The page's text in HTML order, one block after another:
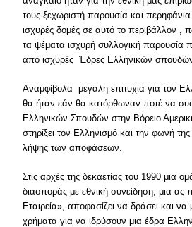
τους ξεχωριστή παρουσία και περηφάνια
ισχυρές δομές σε αυτό το περιβάλλον ,
τα ψέματα ισχυρή συλλογική παρουσία
από ισχυρές Έδρες Ελληνικών
Αναμφίβολα μεγάλη επιτυχία για τον
θα ήταν εάν θα κατόρθωναν ποτέ να
Ελληνικών Σπουδών στην Βόρειο
στηρίξει τον Ελληνισμό και την φωνή
λήψης των αποφάσεων.
Στις αρχές της δεκαετίας του 1990 μια
διασποράς με εθνική συνείδηση, μια ας
Εταιρεία», αποφασίζει να δράσει και
χρήματα για να ιδρύσουν μια έδρα